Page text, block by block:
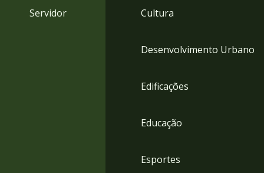
Servidor Cultura
Desenvolvimento Urbano
Edificações
Educação
Esportes